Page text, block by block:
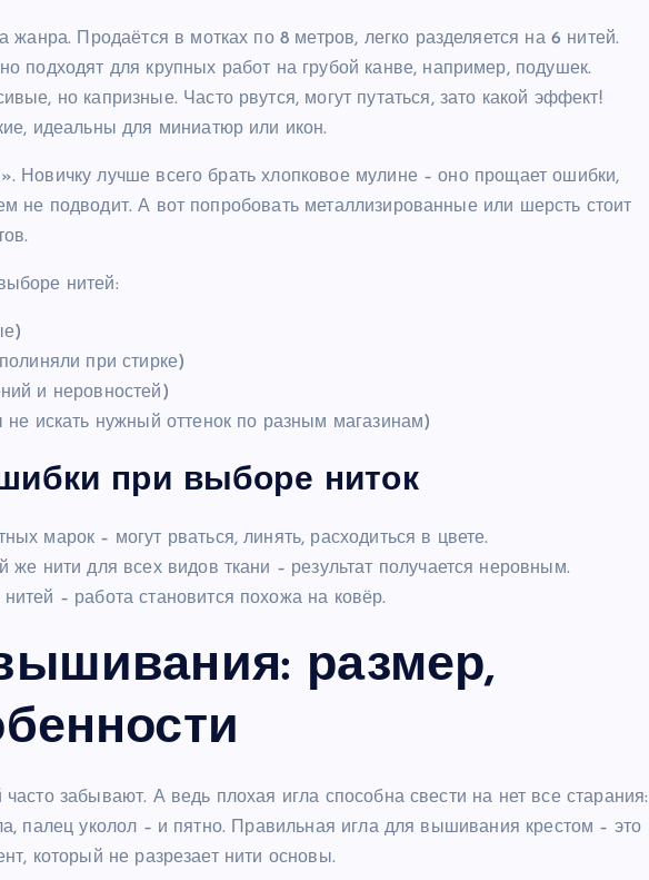
жанра. Продаётся в мотках по 8 метров, легко разделяется на 6 нитей.
подходят для крупных работ на грубой канве, например, подушек.
но капризные. Часто рвутся, могут путаться, зато какой эффект!
идеальны для миниатюр или икон.
Новичку лучше всего брать хлопковое мулине – оно прощает ошибки,
не подводит. А вот попробовать металлизированные или шерсть стоит
нитей:
при стирке)
и неровностей)
не искать нужный оттенок по разным магазинам)
при выборе ниток
марок – могут рваться, линять, расходиться в цвете.
же нити для всех видов ткани – результат получается неровным.
– работа становится похожа на ковёр.
размер,
забывают. А ведь плохая игла способна свести на нет все старания:
палец уколол – и пятно. Правильная игла для вышивания крестом – это
который не разрезает нити основы.